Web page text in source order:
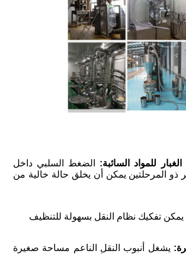
للمواد السائبة:
يمكن تفكيك نظام النقل بسهولة للتنظيف